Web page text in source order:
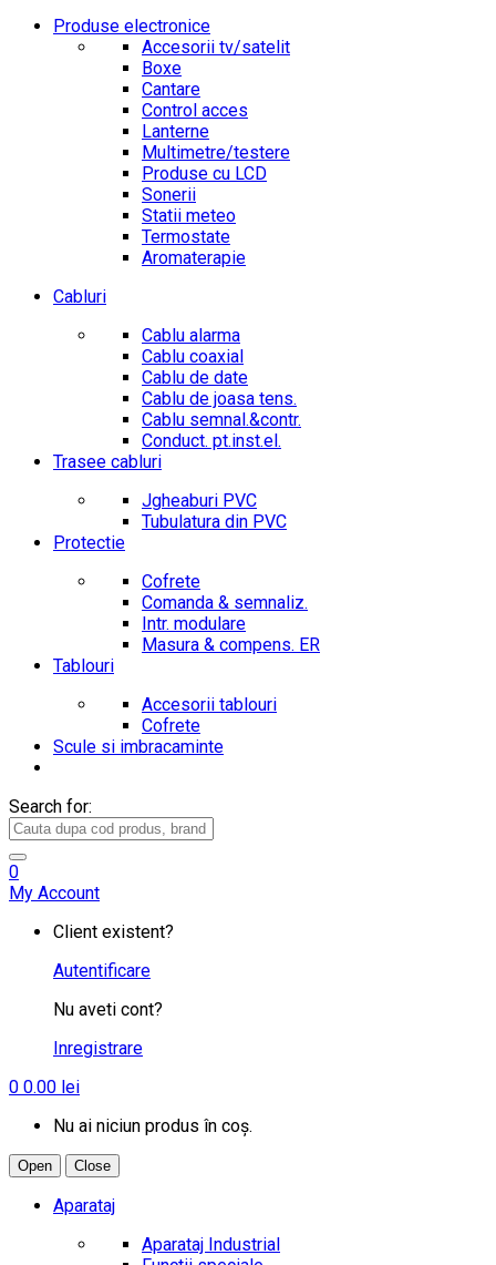
Produse electronice
Accesorii tv/satelit
Boxe
Cantare
Control acces
Lanterne
Multimetre/testere
Produse cu LCD
Sonerii
Statii meteo
Termostate
Aromaterapie
Cabluri
Cablu alarma
Cablu coaxial
Cablu de date
Cablu de joasa tens.
Cablu semnal.&contr.
Conduct. pt.inst.el.
Trasee cabluri
Jgheaburi PVC
Tubulatura din PVC
Protectie
Cofrete
Comanda & semnaliz.
Intr. modulare
Masura & compens. ER
Tablouri
Accesorii tablouri
Cofrete
Scule si imbracaminte
Search for:
0
My Account
Client existent?
Autentificare
Nu aveti cont?
Inregistrare
0 0.00 lei
Nu ai niciun produs în coș.
Open Close
Aparataj
Aparataj Industrial